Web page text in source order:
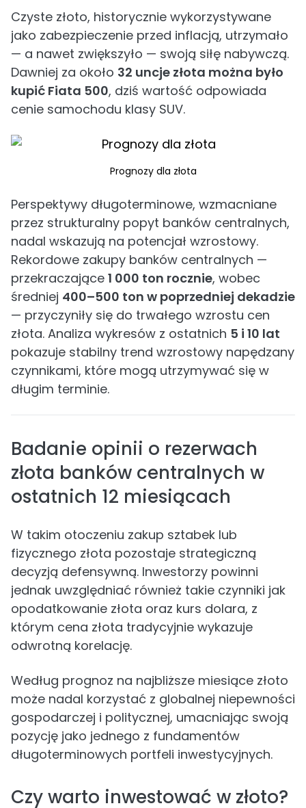
Czyste złoto, historycznie wykorzystywane
jako zabezpieczenie przed inflacją, utrzymało
— a nawet zwiększyło — swoją siłę nabywczą.
Dawniej za około 32 uncje złota można było
kupić Fiata 500, dziś wartość odpowiada
cenie samochodu klasy SUV.
Prognozy dla złota
Perspektywy długoterminowe, wzmacniane
przez strukturalny popyt banków centralnych,
nadal wskazują na potencjał wzrostowy.
Rekordowe zakupy banków centralnych —
przekraczające 1 000 ton rocznie, wobec
średniej 400–500 ton w poprzedniej dekadzie
— przyczyniły się do trwałego wzrostu cen
złota. Analiza wykresów z ostatnich 5 i 10 lat
pokazuje stabilny trend wzrostowy napędzany
czynnikami, które mogą utrzymywać się w
długim terminie.
Badanie opinii o rezerwach
złota banków centralnych w
ostatnich 12 miesiącach
W takim otoczeniu zakup sztabek lub
fizycznego złota pozostaje strategiczną
decyzją defensywną. Inwestorzy powinni
jednak uwzględniać również takie czynniki jak
opodatkowanie złota oraz kurs dolara, z
którym cena złota tradycyjnie wykazuje
odwrotną korelację.
Według prognoz na najbliższe miesiące złoto
może nadal korzystać z globalnej niepewności
gospodarczej i politycznej, umacniając swoją
pozycję jako jednego z fundamentów
długoterminowych portfeli inwestycyjnych.
Czy warto inwestować w złoto?